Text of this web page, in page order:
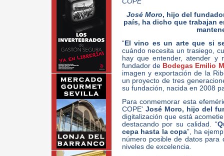
José Moro, hijo del
país, ha dicho que trabajan
“El vino es un arte que si
cuándo necesita un trasiego,
hay que entender, atender
fundador de Bodegas Emilio
imagen y exportación de la
un proyecto de tres
su fundación, nacida en 2008
Para conmemorar esta
COPE' José Moro, hijo del
digitalización que está
destacando por su calidad. “
cepa hasta la copa”, ha
número posible de datos para
niveles de excelencia.